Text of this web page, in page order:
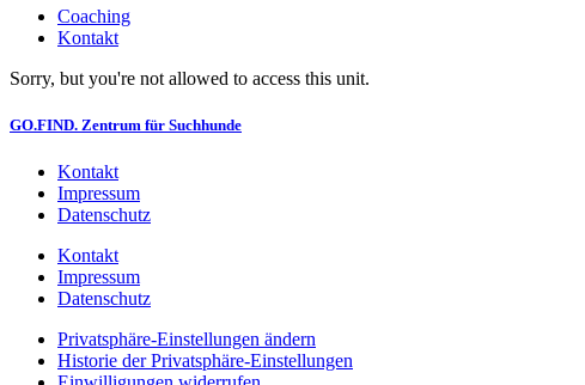
Coaching
Kontakt
Sorry, but you're not allowed to access this unit.
GO.FIND. Zentrum für Suchhunde
Kontakt
Impressum
Datenschutz
Kontakt
Impressum
Datenschutz
Privatsphäre-Einstellungen ändern
Historie der Privatsphäre-Einstellungen